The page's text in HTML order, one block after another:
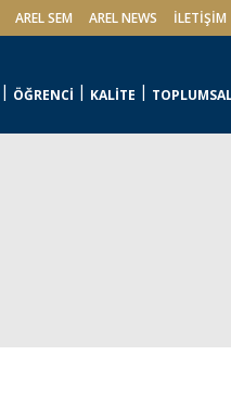
AREL SEM AREL NEWS İLETIŞIM
ÖĞRENCİ KALİTE